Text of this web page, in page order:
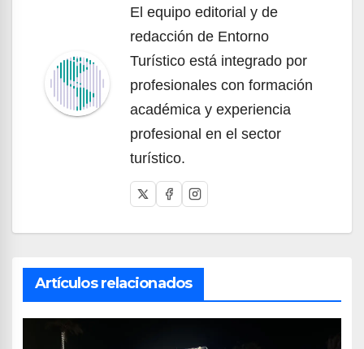
El equipo editorial y de
redacción de Entorno
Turístico está integrado por
profesionales con formación
académica y experiencia
profesional en el sector
turístico.
Artículos relacionados